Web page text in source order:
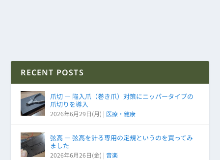
RECENT POSTS
爪切 ― 陥入爪（巻き爪）対策にニッパータイプの
爪切りを導入
2026年6月29日(月) | 医療・健康
弦高 ― 弦高を計る専用の定規というのを買ってみ
ました
2026年6月26日(金) |音楽